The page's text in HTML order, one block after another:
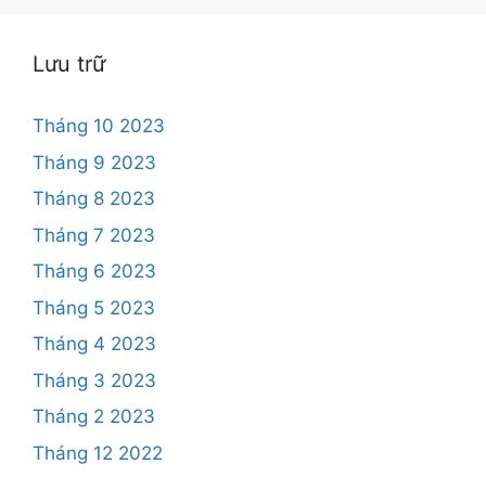
Lưu trữ
Tháng 10 2023
Tháng 9 2023
Tháng 8 2023
Tháng 7 2023
Tháng 6 2023
Tháng 5 2023
Tháng 4 2023
Tháng 3 2023
Tháng 2 2023
Tháng 12 2022